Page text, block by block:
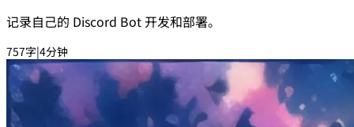
记录自己的 Discord Bot 开发和部署。
757字|4分钟